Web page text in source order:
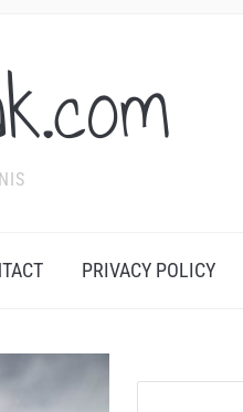
PRIVACY POLICY